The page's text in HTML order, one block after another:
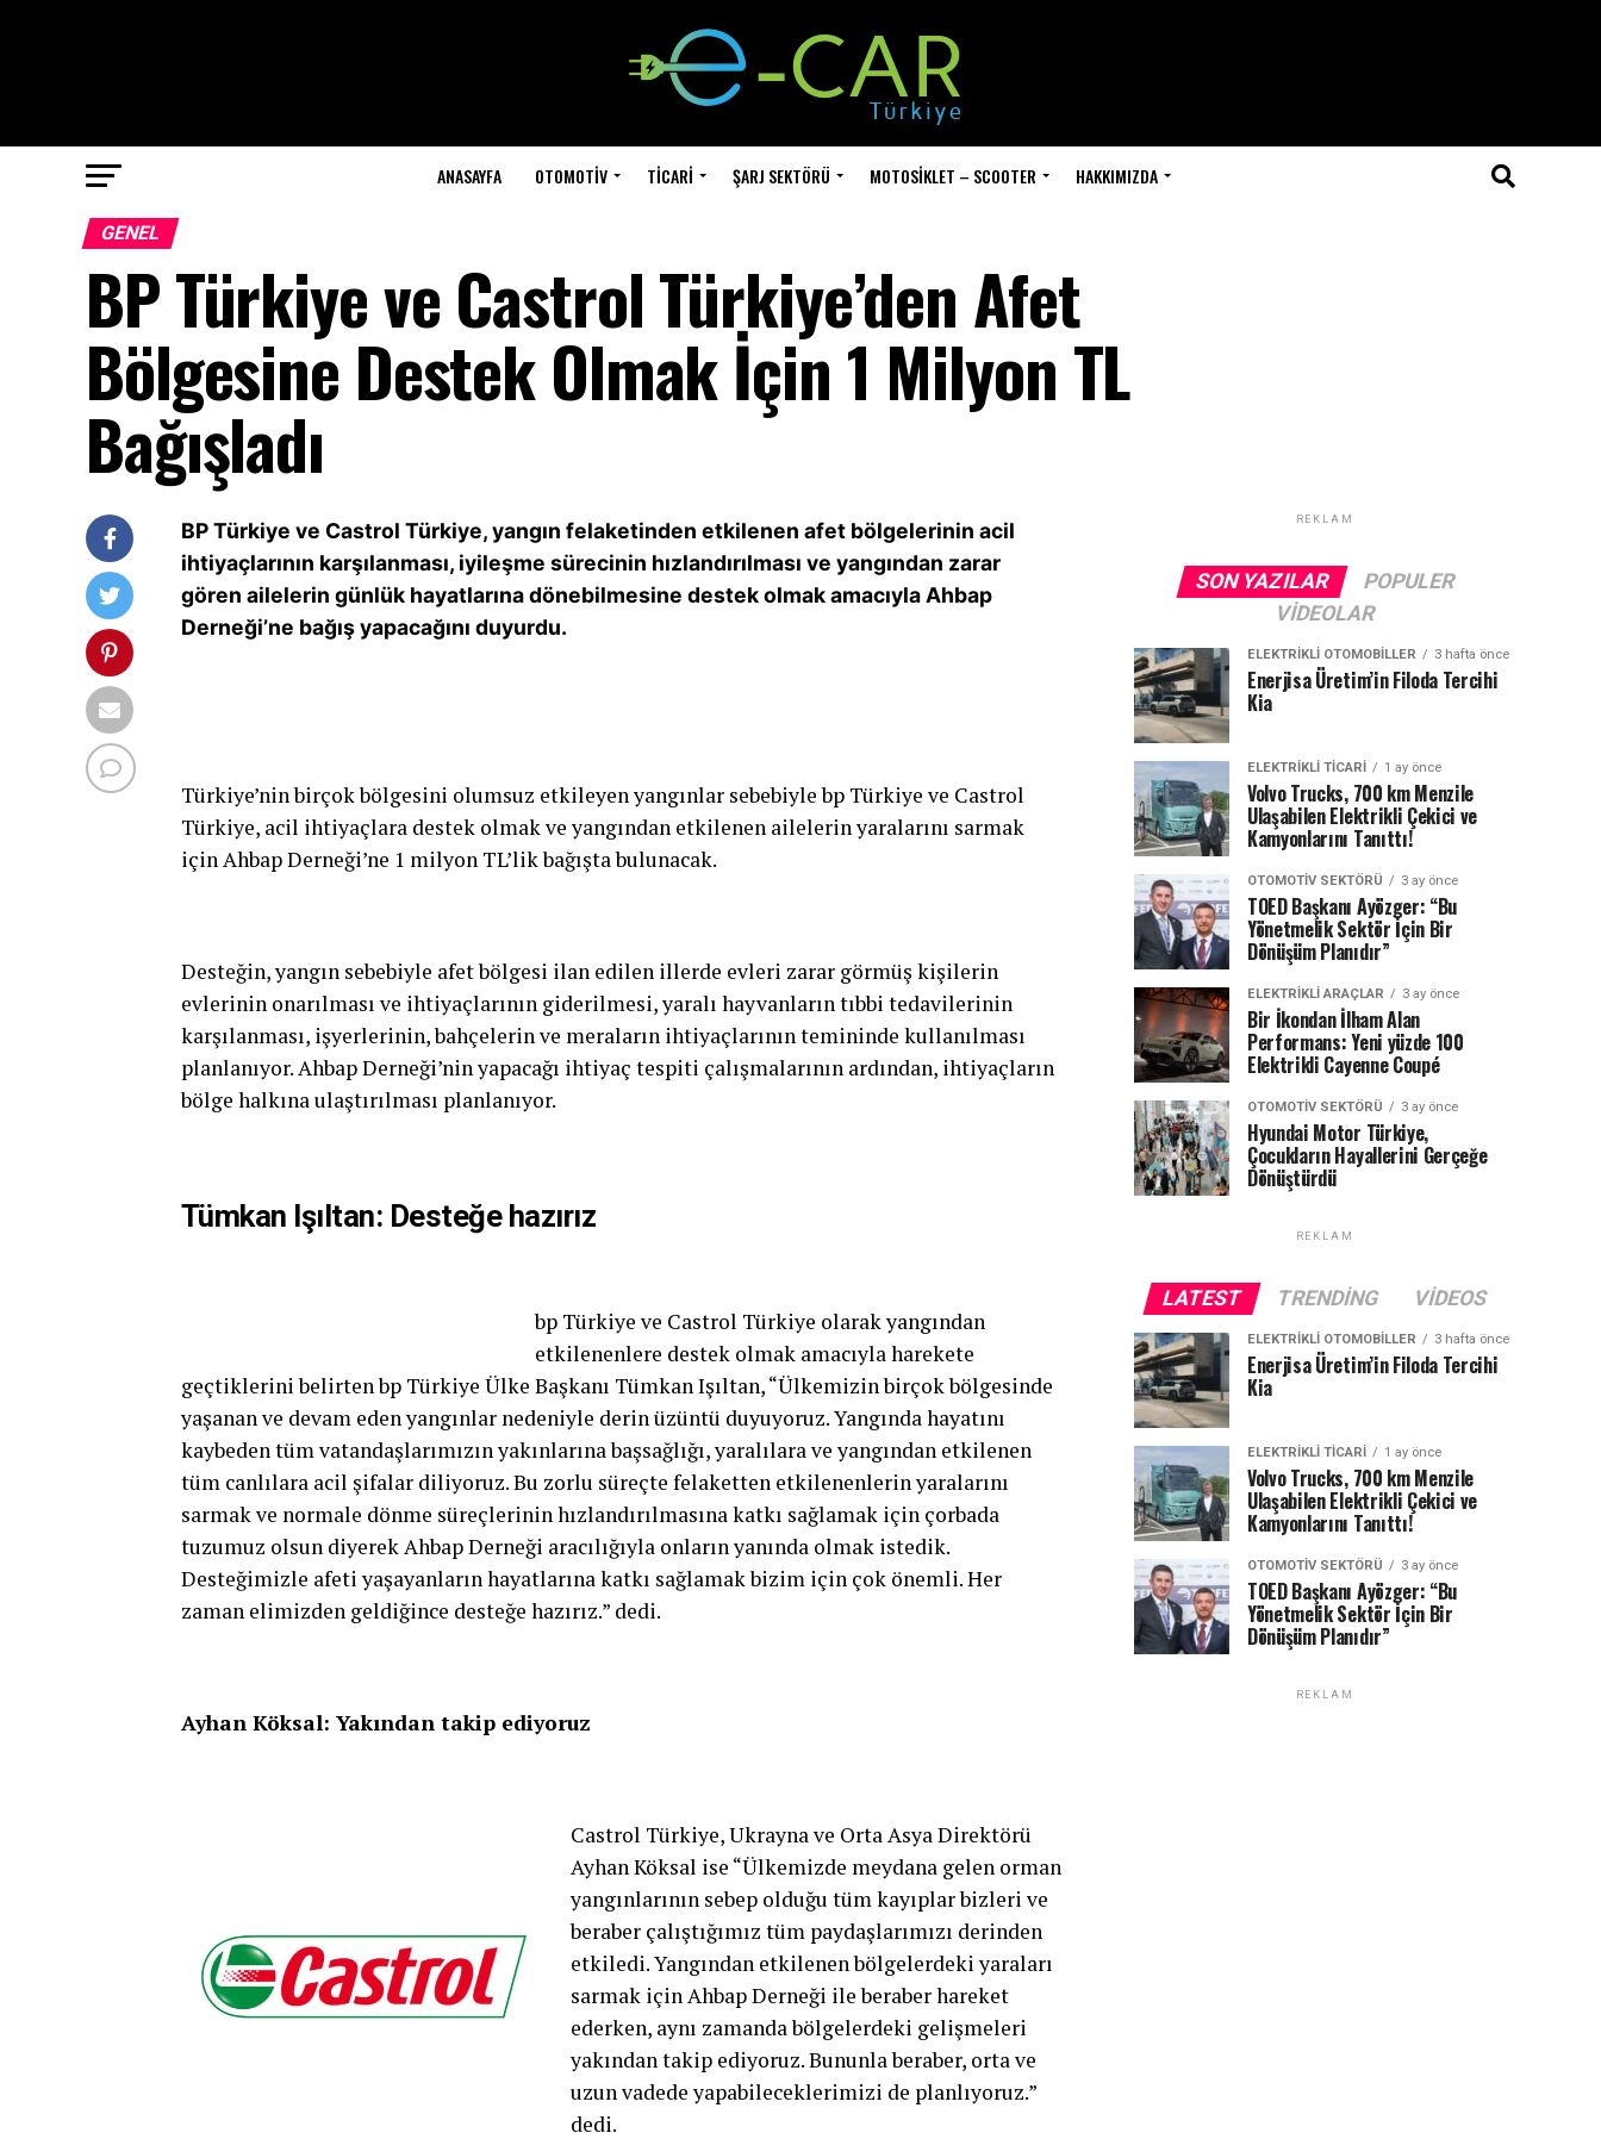
ANASAYFA OTOMOTIV TICARI ŞARJ SEKTÖRÜ MOTOSIKLET – SCOOTER HAKKIMIZDA
GENEL
BP Türkiye ve Castrol Türkiye’den Afet
Bölgesine Destek Olmak İçin 1 Milyon TL
Bağışladı
BP Türkiye ve Castrol Türkiye, yangın felaketinden etkilenen afet bölgelerinin acil
ihtiyaçlarının karşılanması, iyileşme sürecinin hızlandırılması ve yangından zarar
gören ailelerin günlük hayatlarına dönebilmesine destek olmak amacıyla Ahbap
Derneği’ne bağış yapacağını duyurdu.
Türkiye’nin birçok bölgesini olumsuz etkileyen yangınlar sebebiyle bp Türkiye ve Castrol
Türkiye, acil ihtiyaçlara destek olmak ve yangından etkilenen ailelerin yaralarını sarmak
için Ahbap Derneği’ne 1 milyon TL’lik bağışta bulunacak.
Desteğin, yangın sebebiyle afet bölgesi ilan edilen illerde evleri zarar görmüş kişilerin
evlerinin onarılması ve ihtiyaçlarının giderilmesi, yaralı hayvanların tıbbi tedavilerinin
karşılanması, işyerlerinin, bahçelerin ve meraların ihtiyaçlarının temininde kullanılması
planlanıyor. Ahbap Derneği’nin yapacağı ihtiyaç tespiti çalışmalarının ardından, ihtiyaçların
bölge halkına ulaştırılması planlanıyor.
Tümkan Işıltan: Desteğe hazırız
bp Türkiye ve Castrol Türkiye olarak yangından
etkilenenlere destek olmak amacıyla harekete
geçtiklerini belirten bp Türkiye Ülke Başkanı Tümkan Işıltan, “Ülkemizin birçok bölgesinde
yaşanan ve devam eden yangınlar nedeniyle derin üzüntü duyuyoruz. Yangında hayatını
kaybeden tüm vatandaşlarımızın yakınlarına başsağlığı, yaralılara ve yangından etkilenen
tüm canlılara acil şifalar diliyoruz. Bu zorlu süreçte felaketten etkilenenlerin yaralarını
sarmak ve normale dönme süreçlerinin hızlandırılmasına katkı sağlamak için çorbada
tuzumuz olsun diyerek Ahbap Derneği aracılığıyla onların yanında olmak istedik.
Desteğimizle afeti yaşayanların hayatlarına katkı sağlamak bizim için çok önemli. Her
zaman elimizden geldiğince desteğe hazırız.” dedi.
Ayhan Köksal: Yakından takip ediyoruz
Castrol Türkiye, Ukrayna ve Orta Asya Direktörü
Ayhan Köksal ise “Ülkemizde meydana gelen orman
yangınlarının sebep olduğu tüm kayıplar bizleri ve
beraber çalıştığımız tüm paydaşlarımızı derinden
etkiledi. Yangından etkilenen bölgelerdeki yaraları
sarmak için Ahbap Derneği ile beraber hareket
ederken, aynı zamanda bölgelerdeki gelişmeleri
yakından takip ediyoruz. Bununla beraber, orta ve
uzun vadede yapabileceklerimizi de planlıyoruz.”
dedi.
REKLAM
SON YAZILAR
POPULER
VIDEOLAR
ELEKTRIKLI OTOMOBILLER 3 hafta önce
Enerjisa Üretim’in Filoda Tercihi
Kia
ELEKTRIKLI TICARI 1 ay önce
Volvo Trucks, 700 km Menzile
Ulaşabilen Elektrikli Çekici ve
Kamyonlarını Tanıttı!
OTOMOTIV SEKTÖRÜ 3 ay önce
TOED Başkanı Ayözger: “Bu
Yönetmelik Sektör İçin Bir
Dönüşüm Planıdır”
ELEKTRIKLI ARAÇLAR 3 ay önce
Bir İkondan İlham Alan
Performans: Yeni yüzde 100
Elektrikli Cayenne Coupé
OTOMOTIV SEKTÖRÜ 3 ay önce
Hyundai Motor Türkiye,
Çocukların Hayallerini Gerçeğe
Dönüştürdü
REKLAM
LATEST TRENDING VIDEOS
ELEKTRIKLI OTOMOBILLER 3 hafta önce
Enerjisa Üretim’in Filoda Tercihi
Kia
ELEKTRIKLI TICARI 1 ay önce
Volvo Trucks, 700 km Menzile
Ulaşabilen Elektrikli Çekici ve
Kamyonlarını Tanıttı!
OTOMOTIV SEKTÖRÜ 3 ay önce
TOED Başkanı Ayözger: “Bu
Yönetmelik Sektör İçin Bir
Dönüşüm Planıdır”
REKLAM